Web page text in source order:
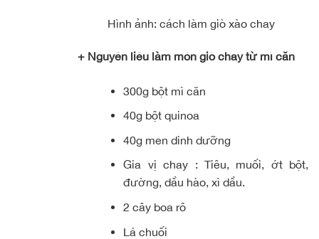
Hình ảnh: cách làm giò xào chay
+ Nguyên liệu làm món giò chay từ mì căn
300g bột mì căn
40g bột quinoa
40g men dinh dưỡng
Gia vị chay : Tiêu, muối, ớt bột,
đường, dầu hào, xì dầu.
2 cây boa rô
Lá chuối